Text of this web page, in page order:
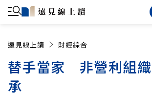
遠見線上讀 財經綜合
替手當家 非營利組
承